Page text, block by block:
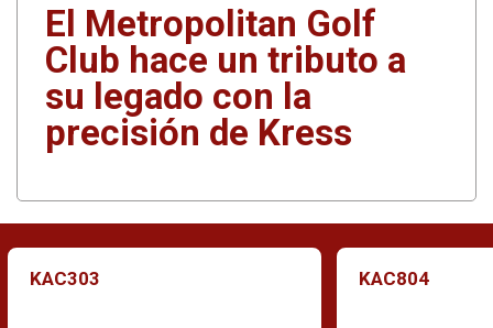
El Metropolitan Golf
Club hace un tributo a
su legado con la
precisión de Kress
KAC303 KAC804